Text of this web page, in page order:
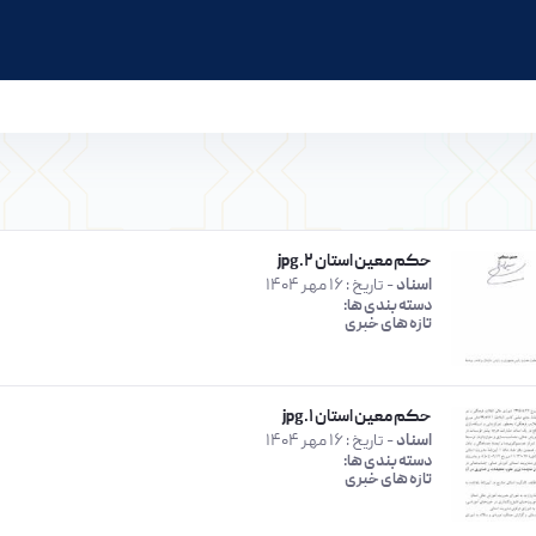
حکم معین استان ۲.jpg
اسناد- تاریخ :16 مهر 1404
دسته بندی ها:
تازه های خبری
حکم معین استان ۱.jpg
اسناد- تاریخ :16 مهر 1404
دسته بندی ها:
تازه های خبری